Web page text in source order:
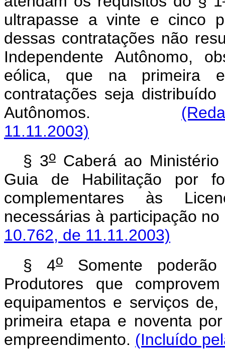
ultrapasse a vinte e cinco
dessas contratações não
Independente Autônomo,
eólica, que na primeira
contratações seja
Autônomos.
11.11.2003)
§ 3oCaberá ao Ministério
Guia de Habilitação por
complementares às
necessárias à
10.762, de 11.11.2003)
§ 4oSomente poderão
Produtores que
equipamentos e serviços
primeira etapa e noventa
empreendimento. (Incluído